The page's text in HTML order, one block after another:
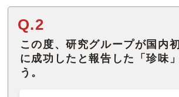
Q.2
この度、研究グループが国内
に成功したと報告した「珍味
う。